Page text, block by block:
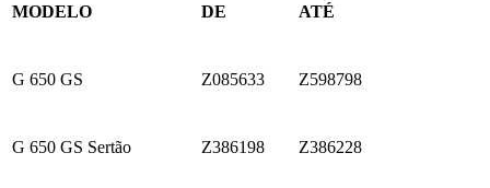
MODELO DE ATÉ
G 650 GS Z085633 Z598798
G 650 GS Sertão Z386198 Z386228